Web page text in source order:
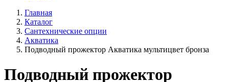
Главная
Каталог
Сантехнические опции
Акватика
Подводный прожектор Акватика мультицвет бронза
Подводный прожектор